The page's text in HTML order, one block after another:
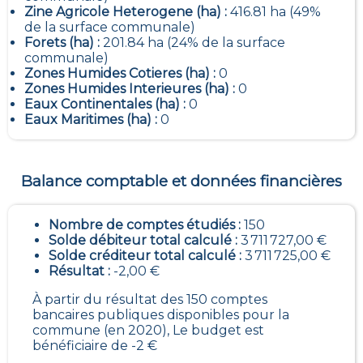
Zine Agricole Heterogene (ha) : 416.81 ha (49%
de la surface communale)
Forets (ha) : 201.84 ha (24% de la surface
communale)
Zones Humides Cotieres (ha) : 0
Zones Humides Interieures (ha) : 0
Eaux Continentales (ha) : 0
Eaux Maritimes (ha) : 0
Balance comptable et données financières
Nombre de comptes étudiés : 150
Solde débiteur total calculé : 3 711 727,00 €
Solde créditeur total calculé : 3 711 725,00 €
Résultat : -2,00 €
À partir du résultat des 150 comptes
bancaires publiques disponibles pour la
commune (en 2020), Le budget est
bénéficiaire de -2 €